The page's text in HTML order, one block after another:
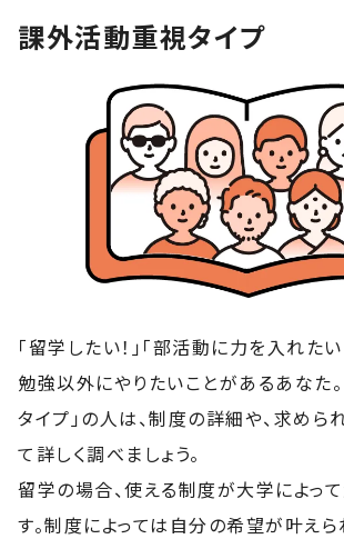
課外活動重視タイプ
「留学したい！」「部活動に力を入れたい
勉強以外にやりたいことがあるあなた
タイプ」の人は、制度の詳細や、求めら
て詳しく調べましょう。
留学の場合、使える制度が大学によっ
す。制度によっては自分の希望が叶え